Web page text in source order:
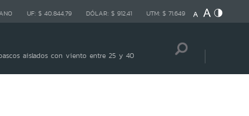
UF: $ 40.844,79 DÓLAR: $ 912,41 UTM: $ 71.649
aislados con viento entre 25 y 40